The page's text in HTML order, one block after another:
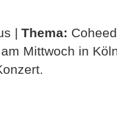
| Thema:
Mittwoch in